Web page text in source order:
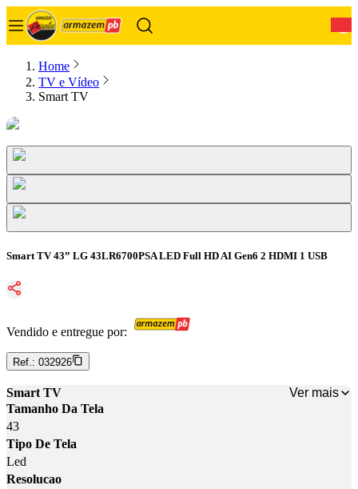
Home
TV e Vídeo
Smart TV
Smart TV 43” LG 43LR6700PSA LED Full HD AI Gen6 2 HDMI 1 USB
Vendido e entregue por:
Ref.: 032926
Smart TV
Ver mais
Tamanho Da Tela
43
Tipo De Tela
Led
Resolucao